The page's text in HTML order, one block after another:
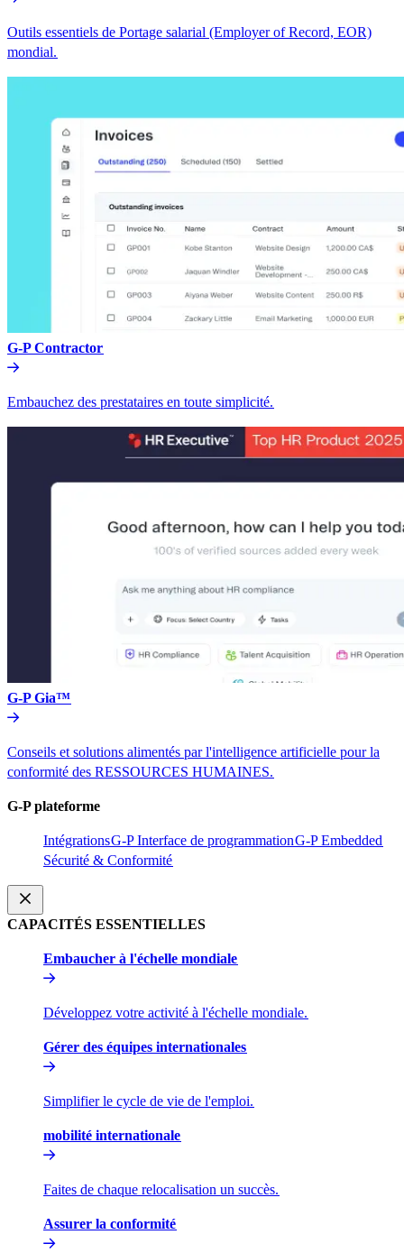
Outils essentiels de Portage salarial (Employer of Record, EOR)
mondial.​​
G-P Contractor​​
Embauchez des prestataires en toute simplicité.​​
G-P Gia™​​
Conseils et solutions alimentés par l'intelligence artificielle pour la
conformité des RESSOURCES HUMAINES.​​
G-P plateforme​​
Intégrations​​G-P Interface de programmation​​G-P Embedded​​
Sécurité & Conformité​​
CAPACITÉS ESSENTIELLES​​
Embaucher à l'échelle mondiale​​
Développez votre activité à l'échelle mondiale.​​
Gérer des équipes internationales​​
Simplifier le cycle de vie de l'emploi.​​
mobilité internationale​​
Faites de chaque relocalisation un succès.​​
Assurer la conformité​​